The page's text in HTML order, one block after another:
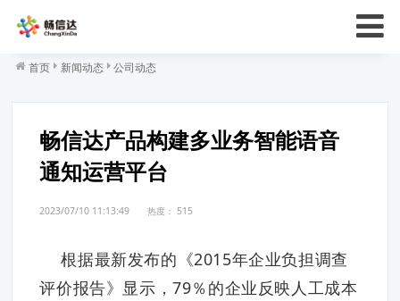
首页 新闻动态 公司动态
畅信达产品构建多业务智能语音
通知运营平台
2023/07/10 11:13:49 热度： 515
根据最新发布的《2015年企业负担调查
评价报告》显示，79％的企业反映人工成本